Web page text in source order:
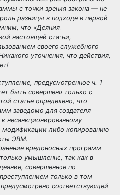
с точки зрения закона — не
разницы в подходе в первой
что «Деяния,
настоящей статьи,
своего служебного
уточнения, что действия,
предусмотренное ч. 1
быть совершено только с
статье определено, что
заведомо для создателя
несанкционированному
либо копированию
ЭВМ.
вредоносных программ
умышленно, так как в
совершенное по
только в том
соответствующей